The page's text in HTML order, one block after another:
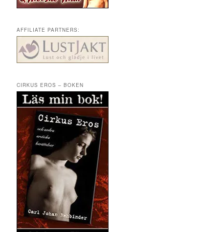
AFFILIATE PARTNERS:
CIRKUS EROS – BOKEN